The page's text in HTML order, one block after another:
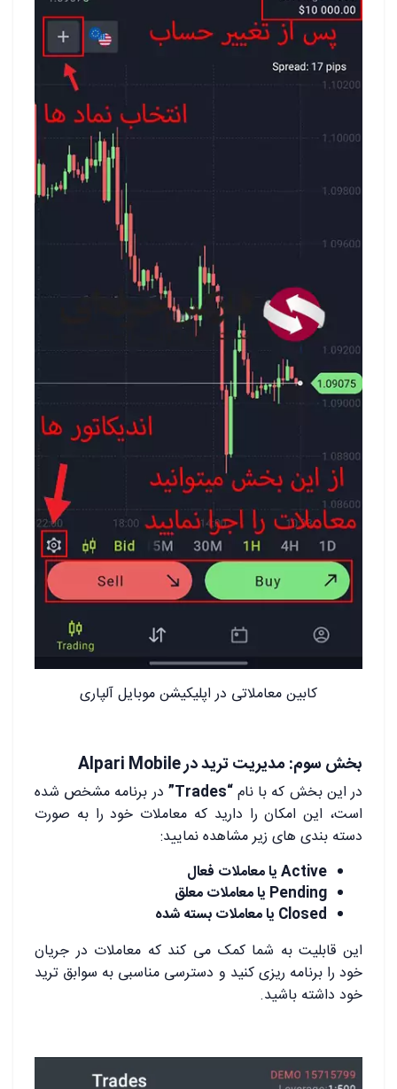
کابین معاملاتی در اپلیکیشن موبایل آلپاری
بخش سوم: مدیریت ترید در Alpari Mobile
در این بخش که با نام“Trades”
در برنامه مشخص شده
است، این امکان را دارید که معاملات خود را به صورت
دسته بندی های زیر مشاهده نمایید:
Active یا معاملات فعال
Pending یا معاملات معلق
Closed یا معاملات بسته شده
این قابلیت به شما کمک می کند که معاملات در جریان
خود را برنامه ریزی کنید و دسترسی مناسبی به سوابق ترید
خود داشته باشید.